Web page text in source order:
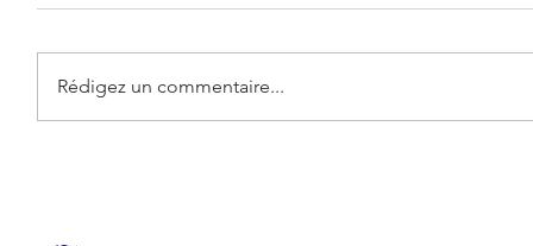
Rédigez un commentaire...